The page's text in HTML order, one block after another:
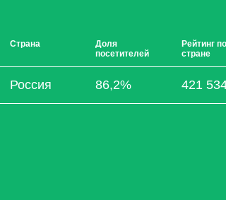
Страна
Доля
посетителей
Рейтинг по
стране
Россия 86,2% 421